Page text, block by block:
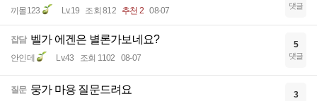
끼몰123 Lv.19 조회 812 추천 2 08-07 댓글
잡담 벨가 에겐은 별론가보네요?
안인데 Lv.43 조회 1102 08-07
5
댓글
질문 뭉가 마용 질문드려요 3